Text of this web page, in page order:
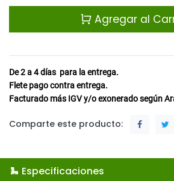
Agregar al
De 2 a 4días para la entrega.
Flete pago contra entrega.
Facturado más IGV y/o exonerado según
Comparte este producto:
Especificaciones